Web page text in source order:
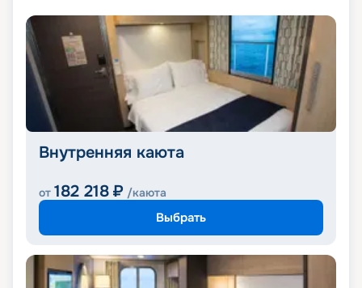
Внутренняя каюта
от 182 218 ₽ /каюта
Выбрать